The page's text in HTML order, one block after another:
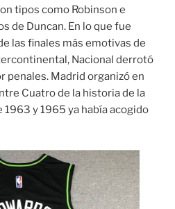
tipos como Robinson e
de Duncan. En lo que fue
las finales más emotivas de
Nacional derrotó
penales. Madrid organizó en
Cuatro de la historia de la
y 1965 ya había acogido